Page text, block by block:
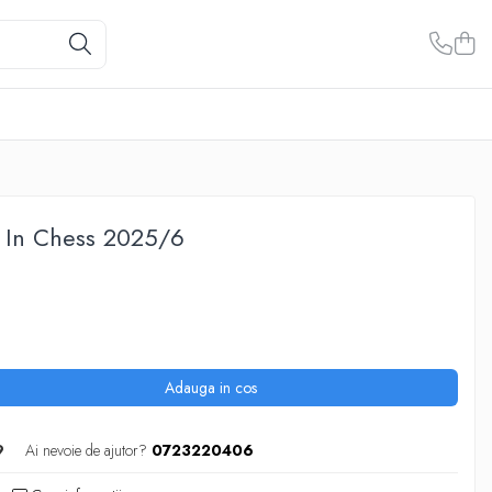
In Chess 2025/6
Adauga in cos
Ai nevoie de ajutor? 0723220406